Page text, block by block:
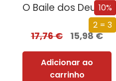
10%
2 = 3
O Baile dos Deuses
17,76€ 15,98€
Adicionar ao
carrinho